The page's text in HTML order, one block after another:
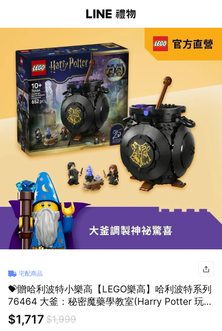
宅配商品
💝贈哈利波特小樂高【LEGO樂高】哈利波特系列
76464 大釜：秘密魔藥學教室(Harry Potter 玩
具)
$1,717 $1,999